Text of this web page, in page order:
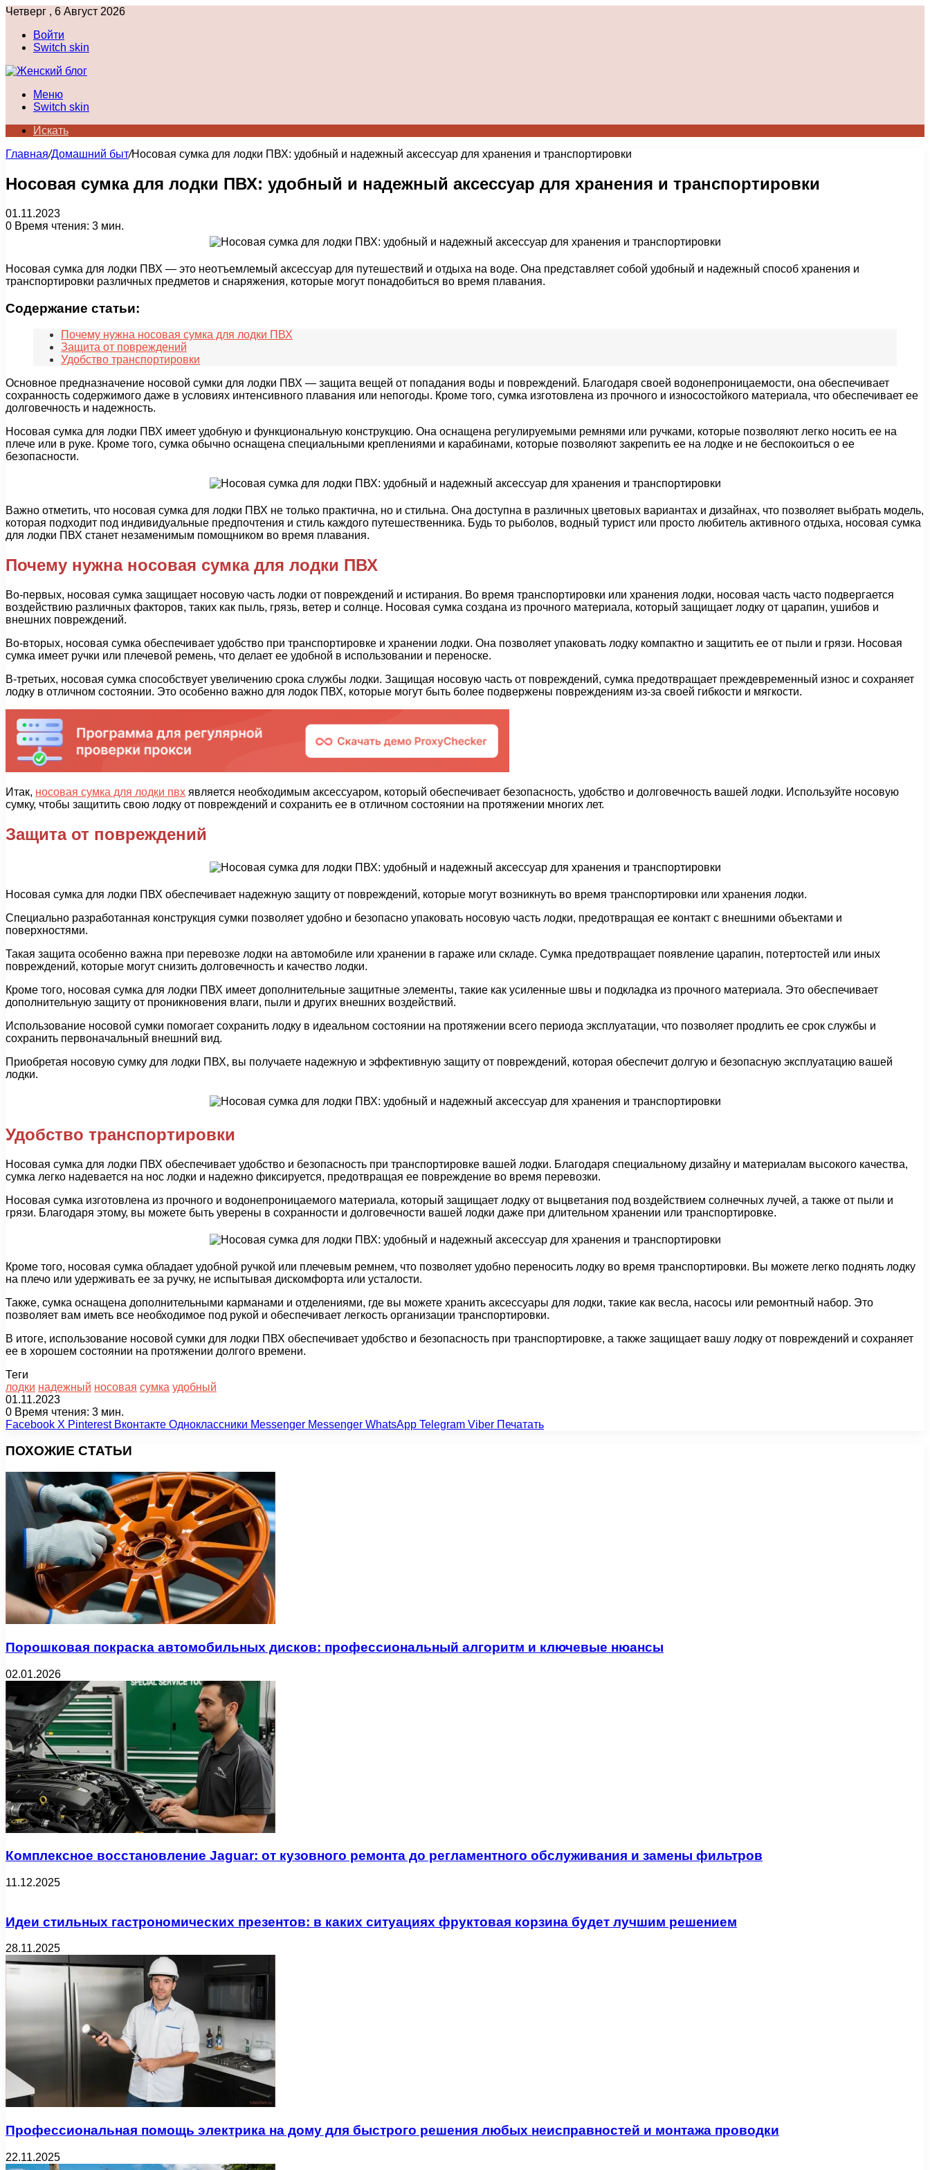
Четверг , 6 Август 2026
Войти
Switch skin
Меню
Switch skin
Искать
Главная/Домашний быт/Носовая сумка для лодки ПВХ: удобный и надежный аксессуар для хранения и транспортировки
Носовая сумка для лодки ПВХ: удобный и надежный аксессуар для хранения и транспортировки
01.11.2023
0 Время чтения: 3 мин.
Носовая сумка для лодки ПВХ — это неотъемлемый аксессуар для путешествий и отдыха на воде. Она представляет собой удобный и надежный способ хранения и
транспортировки различных предметов и снаряжения, которые могут понадобиться во время плавания.
Содержание статьи:
Почему нужна носовая сумка для лодки ПВХ
Защита от повреждений
Удобство транспортировки
Основное предназначение носовой сумки для лодки ПВХ — защита вещей от попадания воды и повреждений. Благодаря своей водонепроницаемости, она обеспечивает
сохранность содержимого даже в условиях интенсивного плавания или непогоды. Кроме того, сумка изготовлена из прочного и износостойкого материала, что обеспечивает ее
долговечность и надежность.
Носовая сумка для лодки ПВХ имеет удобную и функциональную конструкцию. Она оснащена регулируемыми ремнями или ручками, которые позволяют легко носить ее на
плече или в руке. Кроме того, сумка обычно оснащена специальными креплениями и карабинами, которые позволяют закрепить ее на лодке и не беспокоиться о ее
безопасности.
Важно отметить, что носовая сумка для лодки ПВХ не только практична, но и стильна. Она доступна в различных цветовых вариантах и дизайнах, что позволяет выбрать модель,
которая подходит под индивидуальные предпочтения и стиль каждого путешественника. Будь то рыболов, водный турист или просто любитель активного отдыха, носовая сумка
для лодки ПВХ станет незаменимым помощником во время плавания.
Почему нужна носовая сумка для лодки ПВХ
Во-первых, носовая сумка защищает носовую часть лодки от повреждений и истирания. Во время транспортировки или хранения лодки, носовая часть часто подвергается
воздействию различных факторов, таких как пыль, грязь, ветер и солнце. Носовая сумка создана из прочного материала, который защищает лодку от царапин, ушибов и
внешних повреждений.
Во-вторых, носовая сумка обеспечивает удобство при транспортировке и хранении лодки. Она позволяет упаковать лодку компактно и защитить ее от пыли и грязи. Носовая
сумка имеет ручки или плечевой ремень, что делает ее удобной в использовании и переноске.
В-третьих, носовая сумка способствует увеличению срока службы лодки. Защищая носовую часть от повреждений, сумка предотвращает преждевременный износ и сохраняет
лодку в отличном состоянии. Это особенно важно для лодок ПВХ, которые могут быть более подвержены повреждениям из-за своей гибкости и мягкости.
Итак, носовая сумка для лодки пвх является необходимым аксессуаром, который обеспечивает безопасность, удобство и долговечность вашей лодки. Используйте носовую
сумку, чтобы защитить свою лодку от повреждений и сохранить ее в отличном состоянии на протяжении многих лет.
Защита от повреждений
Носовая сумка для лодки ПВХ обеспечивает надежную защиту от повреждений, которые могут возникнуть во время транспортировки или хранения лодки.
Специально разработанная конструкция сумки позволяет удобно и безопасно упаковать носовую часть лодки, предотвращая ее контакт с внешними объектами и
поверхностями.
Такая защита особенно важна при перевозке лодки на автомобиле или хранении в гараже или складе. Сумка предотвращает появление царапин, потертостей или иных
повреждений, которые могут снизить долговечность и качество лодки.
Кроме того, носовая сумка для лодки ПВХ имеет дополнительные защитные элементы, такие как усиленные швы и подкладка из прочного материала. Это обеспечивает
дополнительную защиту от проникновения влаги, пыли и других внешних воздействий.
Использование носовой сумки помогает сохранить лодку в идеальном состоянии на протяжении всего периода эксплуатации, что позволяет продлить ее срок службы и
сохранить первоначальный внешний вид.
Приобретая носовую сумку для лодки ПВХ, вы получаете надежную и эффективную защиту от повреждений, которая обеспечит долгую и безопасную эксплуатацию вашей
лодки.
Удобство транспортировки
Носовая сумка для лодки ПВХ обеспечивает удобство и безопасность при транспортировке вашей лодки. Благодаря специальному дизайну и материалам высокого качества,
сумка легко надевается на нос лодки и надежно фиксируется, предотвращая ее повреждение во время перевозки.
Носовая сумка изготовлена из прочного и водонепроницаемого материала, который защищает лодку от выцветания под воздействием солнечных лучей, а также от пыли и
грязи. Благодаря этому, вы можете быть уверены в сохранности и долговечности вашей лодки даже при длительном хранении или транспортировке.
Кроме того, носовая сумка обладает удобной ручкой или плечевым ремнем, что позволяет удобно переносить лодку во время транспортировки. Вы можете легко поднять лодку
на плечо или удерживать ее за ручку, не испытывая дискомфорта или усталости.
Также, сумка оснащена дополнительными карманами и отделениями, где вы можете хранить аксессуары для лодки, такие как весла, насосы или ремонтный набор. Это
позволяет вам иметь все необходимое под рукой и обеспечивает легкость организации транспортировки.
В итоге, использование носовой сумки для лодки ПВХ обеспечивает удобство и безопасность при транспортировке, а также защищает вашу лодку от повреждений и сохраняет
ее в хорошем состоянии на протяжении долгого времени.
Теги
лодки надежный носовая сумка удобный
01.11.2023
0 Время чтения: 3 мин.
Facebook X Pinterest Вконтакте Одноклассники Messenger Messenger WhatsApp Telegram Viber Печатать
ПОХОЖИЕ СТАТЬИ
Порошковая покраска автомобильных дисков: профессиональный алгоритм и ключевые нюансы
02.01.2026
Комплексное восстановление Jaguar: от кузовного ремонта до регламентного обслуживания и замены фильтров
11.12.2025
Идеи стильных гастрономических презентов: в каких ситуациях фруктовая корзина будет лучшим решением
28.11.2025
Профессиональная помощь электрика на дому для быстрого решения любых неисправностей и монтажа проводки
22.11.2025